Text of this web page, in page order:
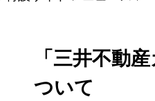
「三井不動
ついて